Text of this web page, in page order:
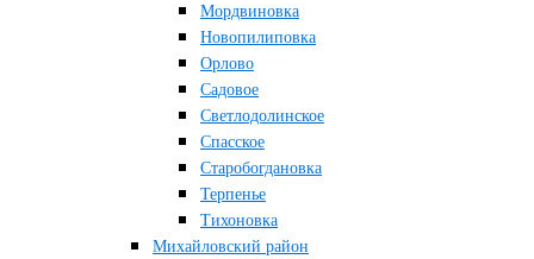
Мордвиновка
Новопилиповка
Орлово
Садовое
Светлодолинское
Спасское
Старобогдановка
Терпенье
Тихоновка
Михайловский район